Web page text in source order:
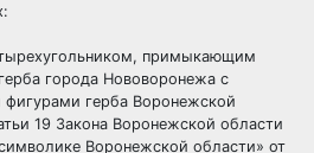
примыкающим
города Нововоронежа с
герба Воронежской
19 Закона Воронежской области
Воронежской области» от